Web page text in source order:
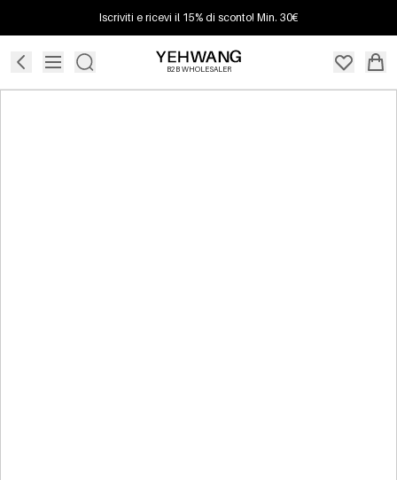
Iscriviti e ricevi il 15% di sconto! Min. 30€
B2B WHOLESALER